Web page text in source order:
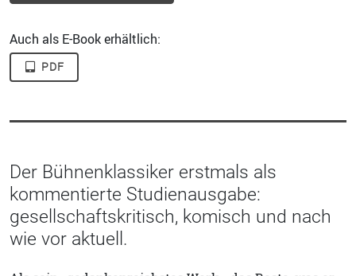
Auch als E-Book erhältlich:
PDF
Der Bühnenklassiker erstmals als
kommentierte Studienausgabe:
gesellschaftskritisch, komisch und nach
wie vor aktuell.